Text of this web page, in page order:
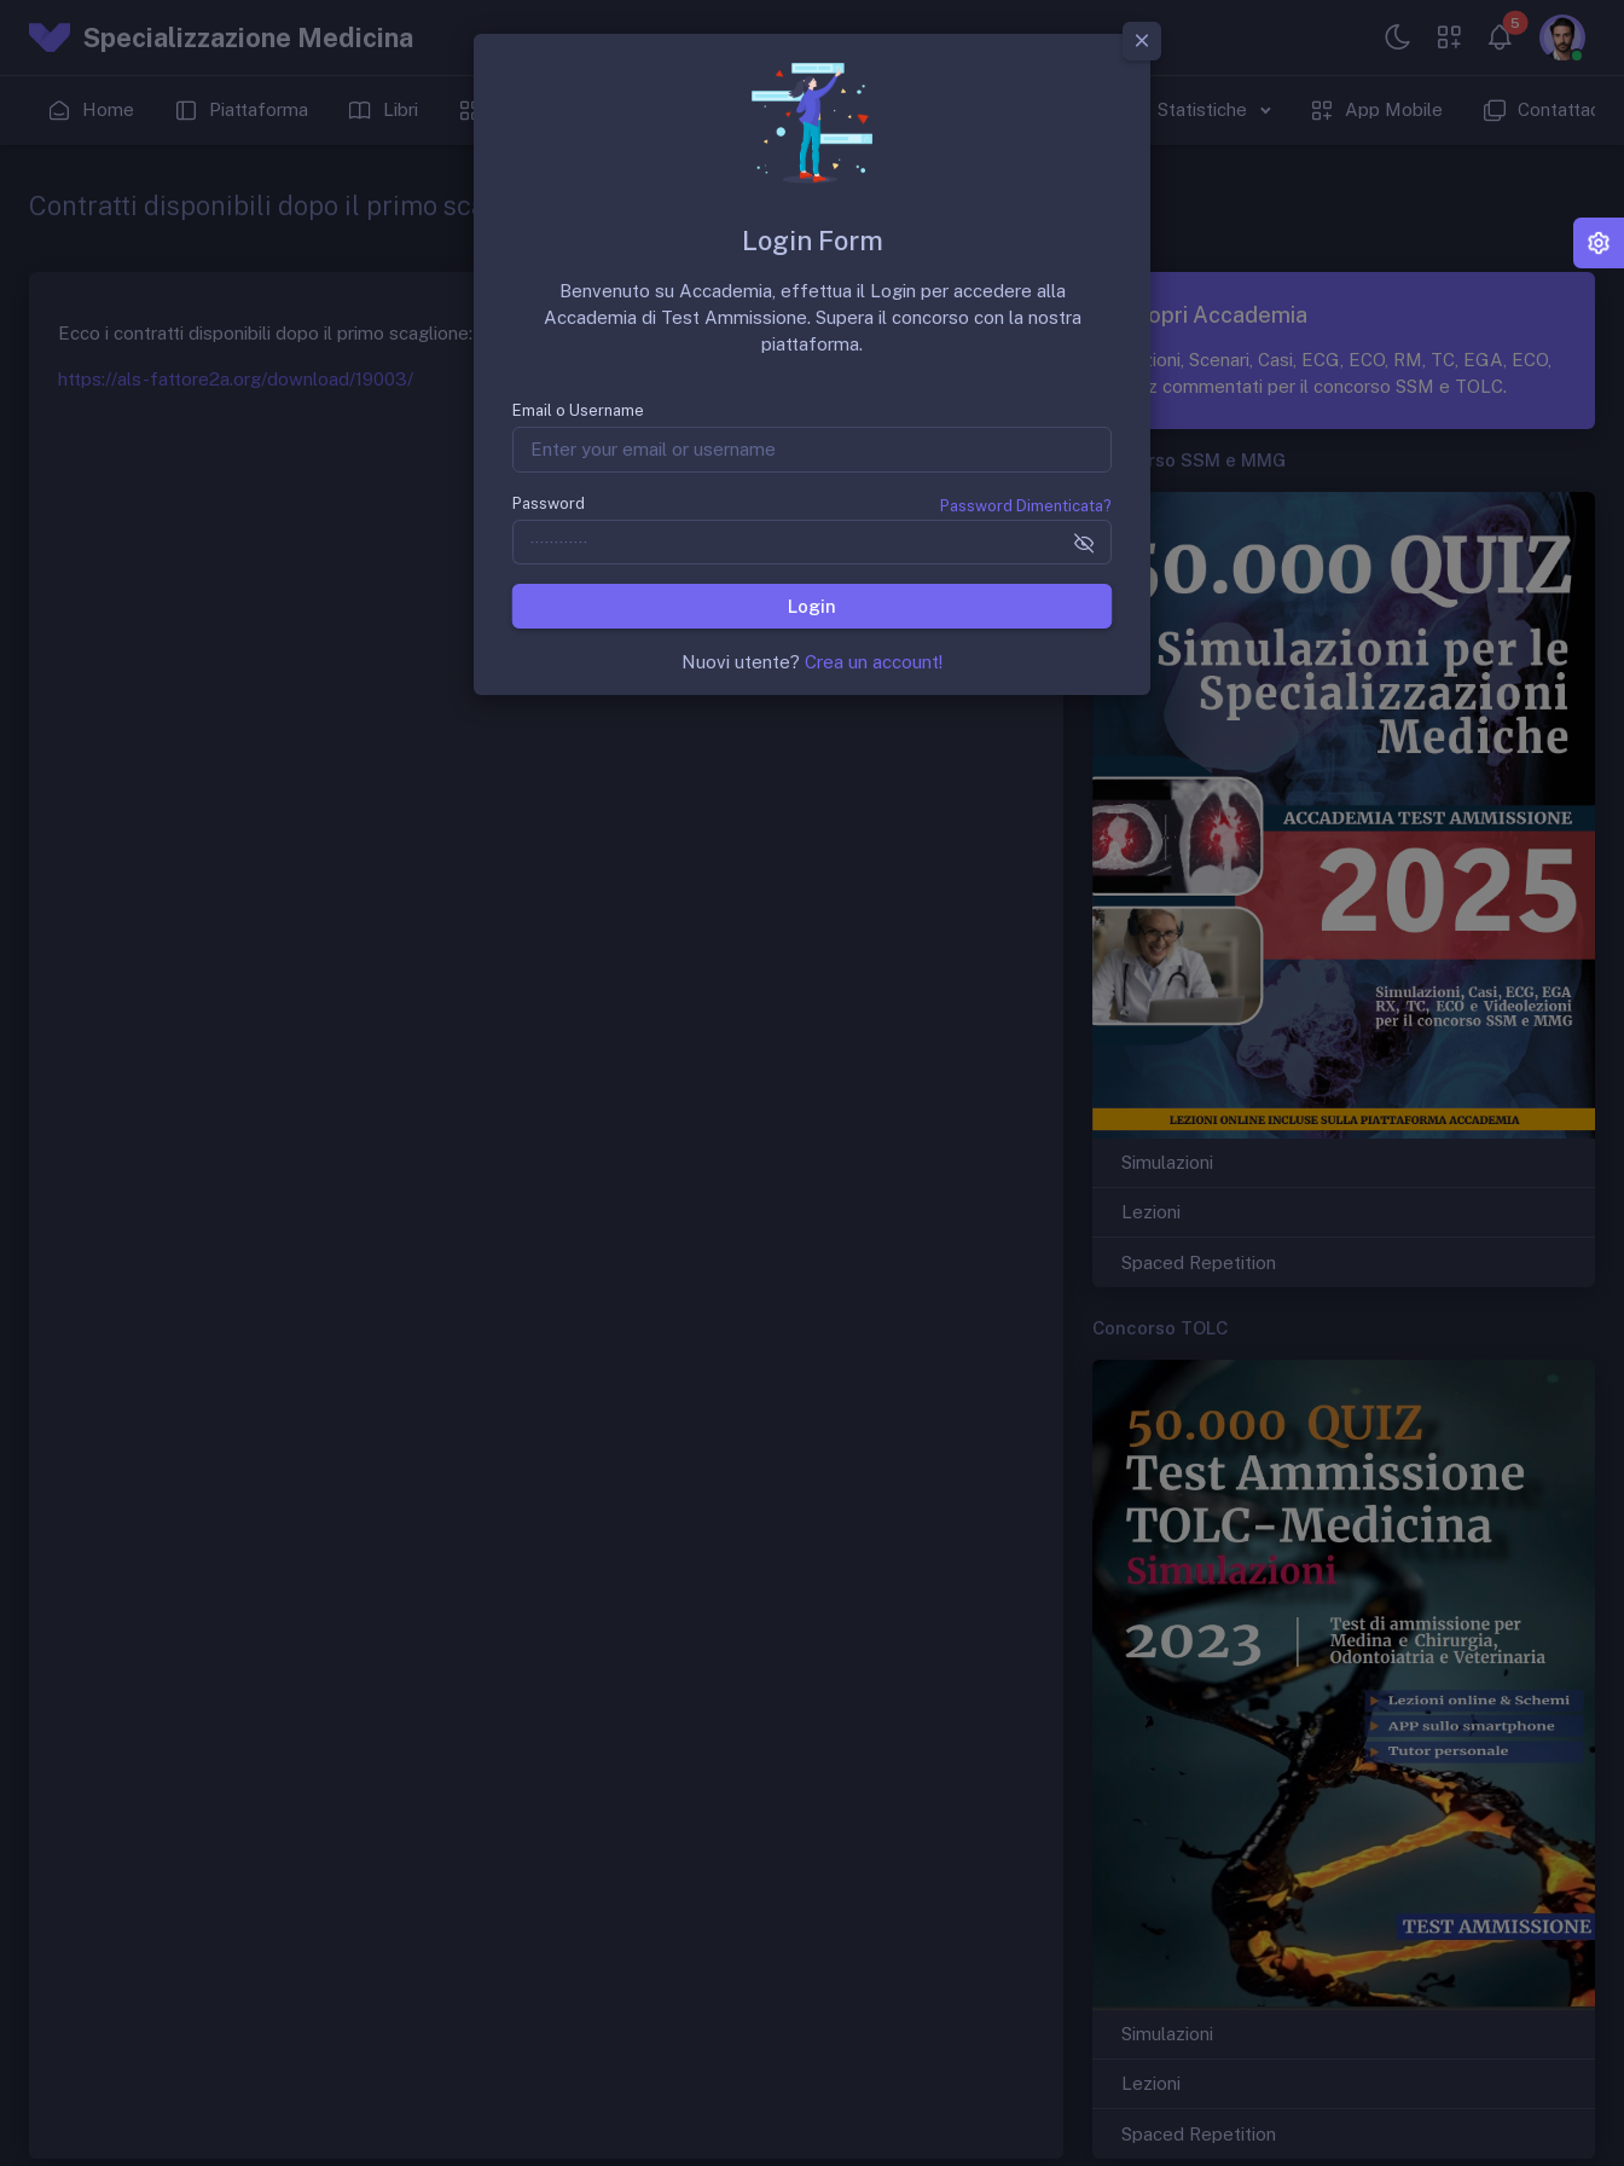
Specializzazione Medicina 5
Home Piattaforma Libri Prove Precedenti Statistiche App Mobile Contattaci
Contratti disponibili dopo il primo scaglione
Ecco i contratti disponibili dopo il primo scaglione:
https://als-fattore2a.org/download/19003/
Scopri Accademia
Lezioni, Scenari, Casi, ECG, ECO, RM, TC, EGA, ECO,
Quiz commentati per il concorso SSM e TOLC.
Concorso SSM e MMG
Simulazioni
Lezioni
Spaced Repetition
Concorso TOLC
Simulazioni
Lezioni
Spaced Repetition
Login Form
Benvenuto su Accademia, effettua il Login per accedere alla
Accademia di Test Ammissione. Supera il concorso con la nostra
piattaforma.
Email o Username
Password Password Dimenticata?
Login
Nuovi utente? Crea un account!